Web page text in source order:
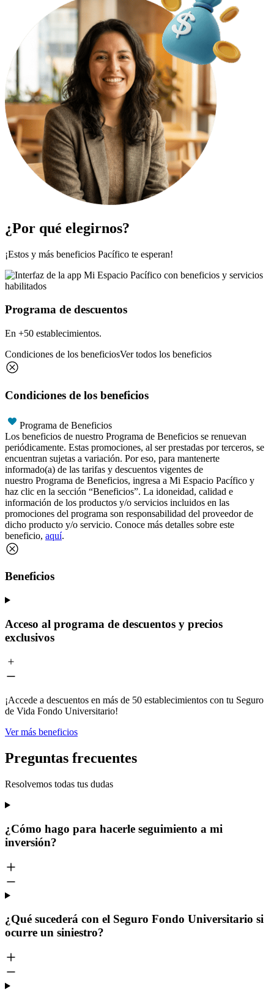
¿Por qué elegirnos?
¡Estos y más beneficios Pacífico te esperan!
Programa de descuentos
En +50 establecimientos.
Condiciones de los beneficiosVer todos los beneficios
Condiciones de los beneficios
Programa de Beneficios
Los beneficios de nuestro Programa de Beneficios se renuevan
periódicamente. Estas promociones, al ser prestadas por terceros, se
encuentran sujetas a variación. Por eso, para mantenerte
informado(a) de las tarifas y descuentos vigentes de
nuestro Programa de Beneficios, ingresa a Mi Espacio Pacífico y
haz clic en la sección “Beneficios”. La idoneidad, calidad e
información de los productos y/o servicios incluidos en las
promociones del programa son responsabilidad del proveedor de
dicho producto y/o servicio. Conoce más detalles sobre este
beneficio, aquí.
Beneficios
Acceso al programa de descuentos y precios
exclusivos
¡Accede a descuentos en más de 50 establecimientos con tu Seguro
de Vida Fondo Universitario!
Ver más beneficios
Preguntas frecuentes
Resolvemos todas tus dudas
¿Cómo hago para hacerle seguimiento a mi
inversión?
¿Qué sucederá con el Seguro Fondo Universitario si
ocurre un siniestro?